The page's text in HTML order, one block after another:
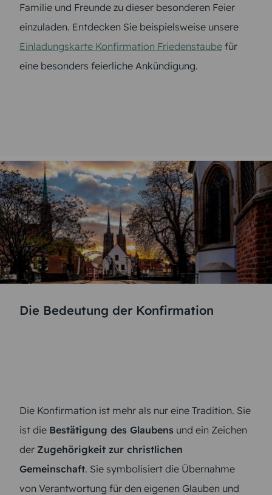
Familie und Freunde zu dieser besonderen Feier
einzuladen. Entdecken Sie beispielsweise unsere
Einladungskarte Konfirmation Friedenstaube für
eine besonders feierliche Ankündigung.
Die Bedeutung der Konfirmation
Die Konfirmation ist mehr als nur eine Tradition. Sie
ist die Bestätigung des Glaubens und ein Zeichen
der Zugehörigkeit zur christlichen
Gemeinschaft. Sie symbolisiert die Übernahme
von Verantwortung für den eigenen Glauben und